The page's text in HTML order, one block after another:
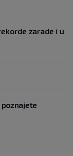
zarade i u